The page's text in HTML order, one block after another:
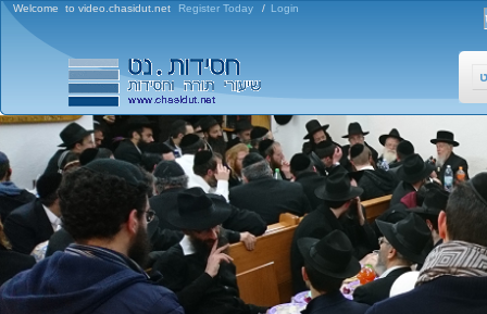
Welcome to video.chasidut.net Register Today / Login